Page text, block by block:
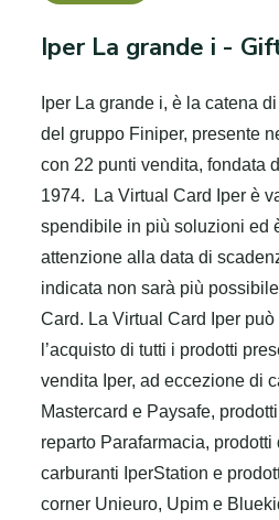
Iper La grande i -
Iper La grande i, è la catena
del gruppo Finiper, presente
con 22 punti vendita, fondata
1974.
La Virtual Card Iper è
spendibile in più soluzioni ed
attenzione alla data di
indicata non sarà più
Card. La Virtual Card Iper
l’acquisto di tutti i prodotti
vendita Iper, ad eccezione di
Mastercard e Paysafe,
reparto Parafarmacia,
carburanti IperStation e
corner Unieuro, Upim e